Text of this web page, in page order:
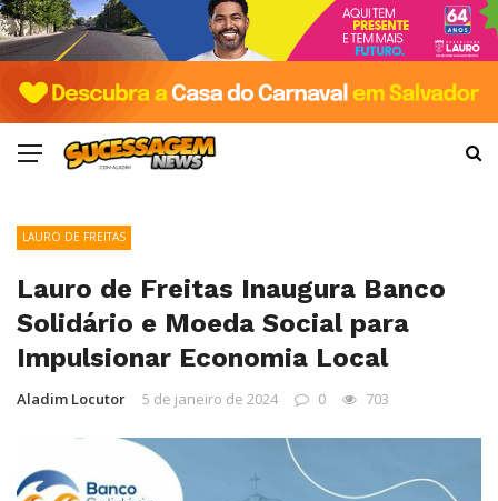
LAURO DE FREITAS
Lauro de Freitas Inaugura Banco
Solidário e Moeda Social para
Impulsionar Economia Local
Aladim Locutor 5 de janeiro de 2024 0 703